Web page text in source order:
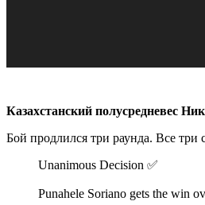
Казахстанский полусредневес
Бой продлился три раунда. Все три
Unanimous Decision ✅
Punahele Soriano gets the win